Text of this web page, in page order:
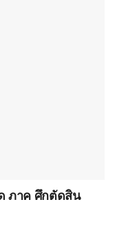
ภาค ศึกตัดสิน